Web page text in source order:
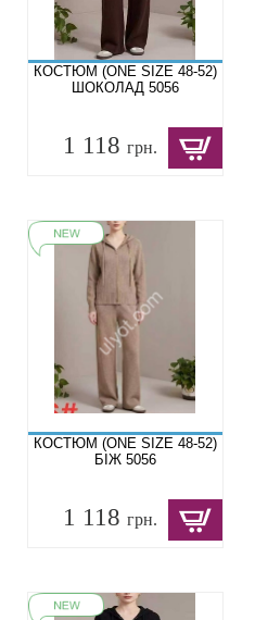
КОСТЮМ (ONE SIZE 48-52)
ШОКОЛАД 5056
1 118 грн.
КОСТЮМ (ONE SIZE 48-52)
БІЖ 5056
1 118 грн.